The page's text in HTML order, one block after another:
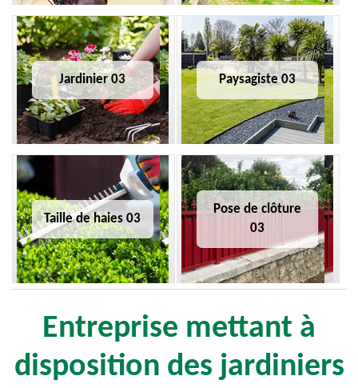
Jardinier 03 Paysagiste 03
Taille de haies 03
Pose de clôture
03
Entreprise mettant à
disposition des jardiniers